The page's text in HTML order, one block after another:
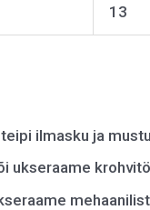
13
ilmasku ja
ukseraame